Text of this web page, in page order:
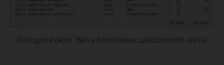
Dialogové okno "Nová kombinace zatěžovacích stavů"